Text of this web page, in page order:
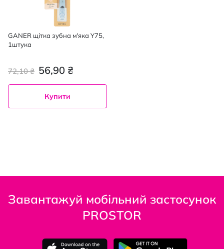
GANER щітка зубна м'яка Y75,
1штука
56,90 ₴
72,10 ₴
Купити
Завантажуй мобільний застосунок
PROSTOR